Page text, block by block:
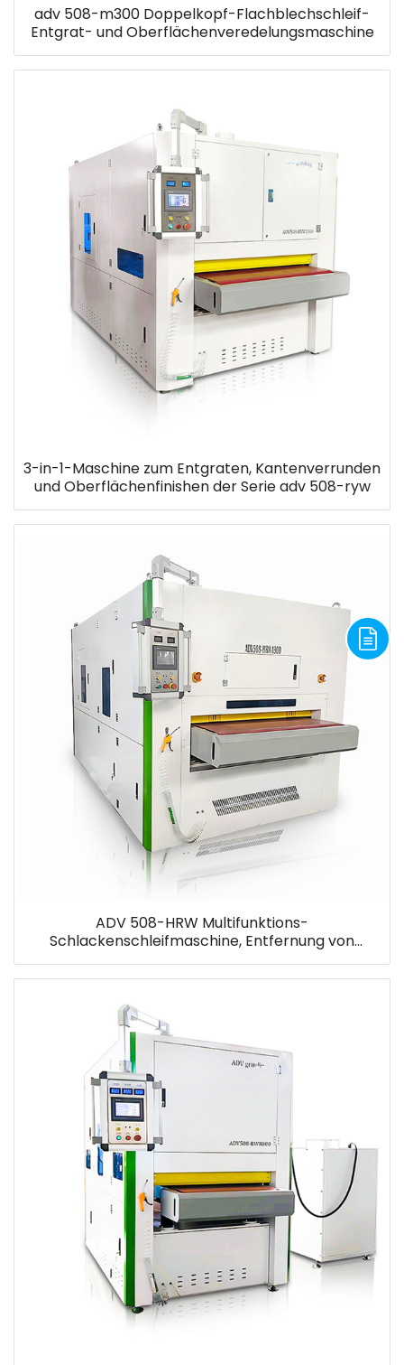
adv 508-m300 Doppelkopf-Flachblechschleif-
Entgrat- und Oberflächenveredelungsmaschine
3-in-1-Maschine zum Entgraten, Kantenverrunden
und Oberflächenfinishen der Serie adv 508-ryw
ADV 508-HRW Multifunktions-
Schlackenschleifmaschine, Entfernung von
Schlacke und Oxid, Kantenrundungsmaschine